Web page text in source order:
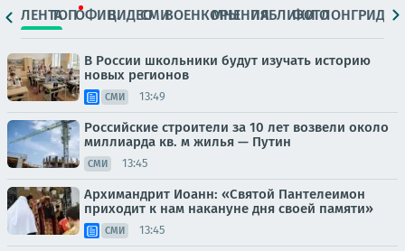
ЛЕНТАТОПОФИЦ.ВИДЕОСМИВОЕНКОРЫМНЕНИЯПАБЛИКИ
ФОТОЛОНГРИДЫ
В России школьники будут изучать историю
новых регионов
СМИ 13:49
Российские строители за 10 лет возвели около
миллиарда кв. м жилья — Путин
СМИ 13:45
Архимандрит Иоанн: «Святой Пантелеимон
приходит к нам накануне дня своей памяти»
СМИ 13:45